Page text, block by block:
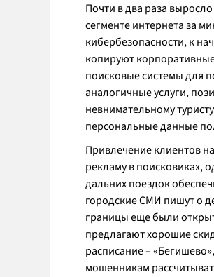
Почти в два раза
сегменте интернета за
кибербезопасности, к
копируют
поисковые системы для
аналогичные услуги,
невнимательному
персональные данные
Привлечение клиентов
рекламу в поисковиках,
дальних поездок
городские СМИ пишут о
границы еще были
предлагают хорошие
расписание –
мошенникам